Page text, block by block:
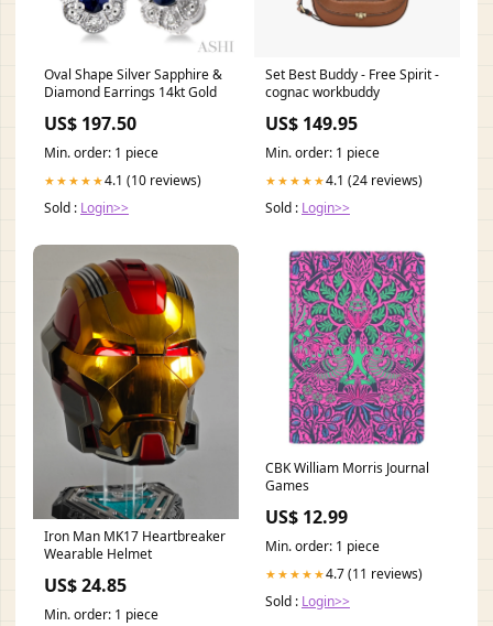
Oval Shape Silver Sapphire &
Diamond Earrings 14kt Gold
US$ 197.50
Min. order: 1 piece
★★★★★4.1 (10 reviews)
Sold : Login>>
Set Best Buddy - Free Spirit -
cognac workbuddy
US$ 149.95
Min. order: 1 piece
★★★★★4.1 (24 reviews)
Sold : Login>>
Iron Man MK17 Heartbreaker
Wearable Helmet
US$ 24.85
Min. order: 1 piece
CBK William Morris Journal
Games
US$ 12.99
Min. order: 1 piece
★★★★★4.7 (11 reviews)
Sold : Login>>